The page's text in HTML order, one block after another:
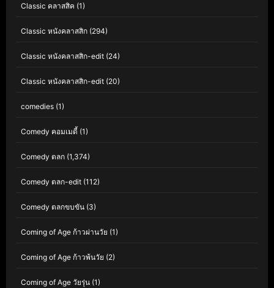
Classic คลาสสิค (1)
Classic หนังคลาสสิก (294)
Classic หนังคลาสสิก-edit (24)
Classic หนังคลาสสิก-edit (20)
comedies (1)
Comedy คอมเมดี้ (1)
Comedy ตลก (1,374)
Comedy ตลก-edit (112)
Comedy ตลกขบขัน (3)
Coming of Age ก้าวผ่านวัย (1)
Coming of Age ก้าวพ้นวัย (2)
Coming of Age วัยรุ่น (1)